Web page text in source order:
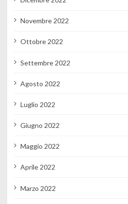
Novembre 2022
Ottobre 2022
Settembre 2022
Agosto 2022
Luglio 2022
Giugno 2022
Maggio 2022
Aprile 2022
Marzo 2022